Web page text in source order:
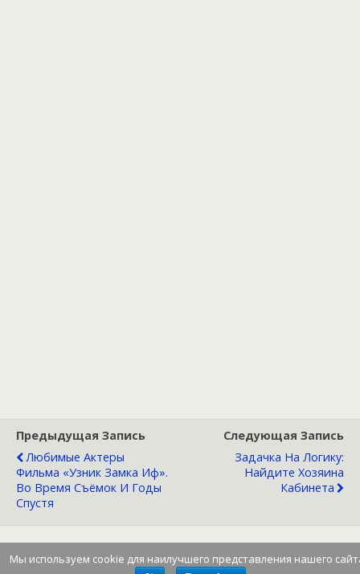
Предыдущая Запись
Любимые Актеры
Фильма «Узник Замка Иф».
Во Время Съёмок И Годы
Спустя
Следующая Запись
Задачка На Логику:
Найдите Хозяина
Кабинета
Мы используем cookie для наилучшего представления нашего